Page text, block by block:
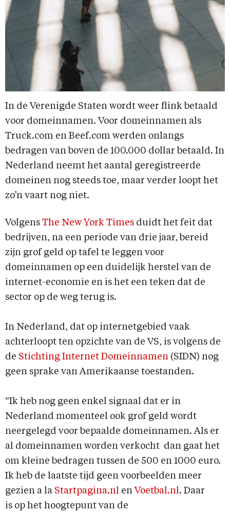
In de Verenigde Staten wordt weer flink betaald
voor domeinnamen. Voor domeinnamen als
Truck.com en Beef.com werden onlangs
bedragen van boven de 100.000 dollar betaald. In
Nederland neemt het aantal geregistreerde
domeinen nog steeds toe, maar verder loopt het
zo’n vaart nog niet.
Volgens The New York Times duidt het feit dat
bedrijven, na een periode van drie jaar, bereid
zijn grof geld op tafel te leggen voor
domeinnamen op een duidelijk herstel van de
internet-economie en is het een teken dat de
sector op de weg terug is.
In Nederland, dat op internetgebied vaak
achterloopt ten opzichte van de VS, is volgens de
de Stichting Internet Domeinnamen (SIDN) nog
geen sprake van Amerikaanse toestanden.
“Ik heb nog geen enkel signaal dat er in
Nederland momenteel ook grof geld wordt
neergelegd voor bepaalde domeinnamen. Als er
al domeinnamen worden verkocht dan gaat het
om kleine bedragen tussen de 500 en 1000 euro.
Ik heb de laatste tijd geen voorbeelden meer
gezien a la Startpagina.nl en Voetbal.nl. Daar
is op het hoogtepunt van de